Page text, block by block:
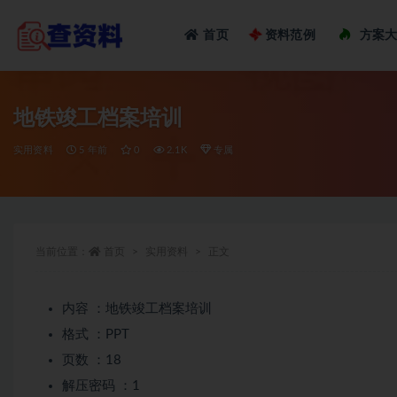
首页 资料范例 方案
地铁竣工档案培训
实用资料 5 年前 0 2.1K 专属
内容 ：地铁竣工档案培训
格式 ：PPT
页数 ：18
解压密码 ：1